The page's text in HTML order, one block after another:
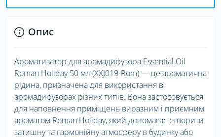
Опис
Ароматизатор для аромадифузора Essential Oil
Roman Holiday 50 мл (XXJ019-Rom) — це ароматична
рідина, призначена для використання в
аромадифузорах різних типів. Вона застосовується
для наповнення приміщень виразним і приємним
ароматом Roman Holiday, який допомагає створити
затишну та гармонійну атмосферу в будинку або